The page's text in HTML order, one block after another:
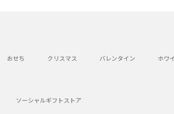
おせち クリスマス バレンタイン ホワ
ソーシャルギフトストア